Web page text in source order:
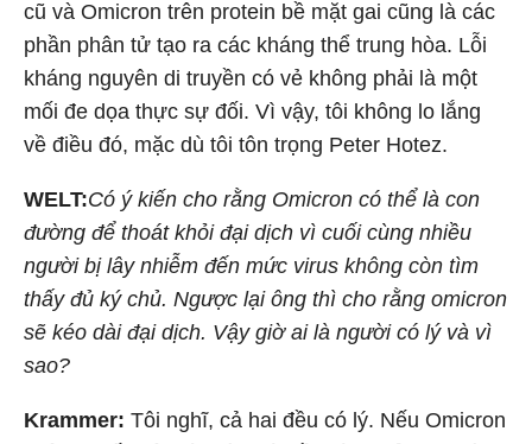
cũ và Omicron trên protein bề mặt gai cũng là các
phần phân tử tạo ra các kháng thể trung hòa. Lỗi
kháng nguyên di truyền có vẻ không phải là một
mối đe dọa thực sự đối. Vì vậy, tôi không lo lắng
về điều đó, mặc dù tôi tôn trọng Peter Hotez.
WELT:Có ý kiến cho rằng Omicron có thể là con
đường để thoát khỏi đại dịch vì cuối cùng nhiều
người bị lây nhiễm đến mức virus không còn tìm
thấy đủ ký chủ. Ngược lại ông thì cho rằng omicron
sẽ kéo dài đại dịch. Vậy giờ ai là người có lý và vì
sao?
Krammer: Tôi nghĩ, cả hai đều có lý. Nếu Omicron